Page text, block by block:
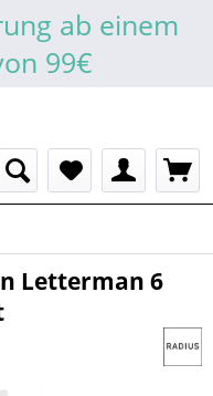
ab einem
99€
Letterman 6